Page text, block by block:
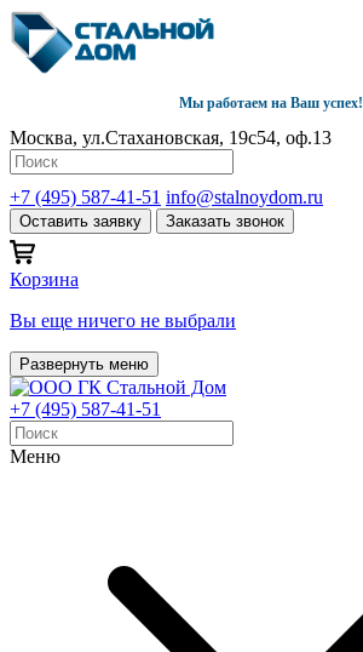
Мы работаем на Ваш успех!
Москва, ул.Стахановская, 19с54, оф.13
+7 (495) 587-41-51 info@stalnoydom.ru
Оставить заявку Заказать звонок
Корзина
Вы еще ничего не выбрали
Развернуть меню
+7 (495) 587-41-51
Меню